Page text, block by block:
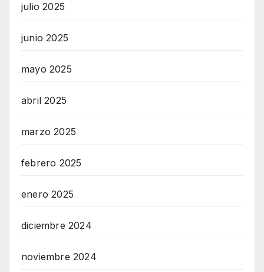
julio 2025
junio 2025
mayo 2025
abril 2025
marzo 2025
febrero 2025
enero 2025
diciembre 2024
noviembre 2024